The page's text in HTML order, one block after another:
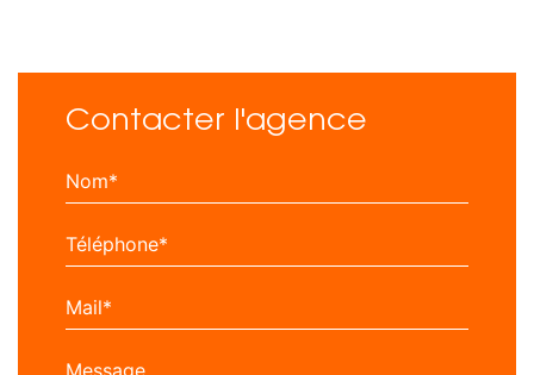
Contacter l'agence
Nom*
Téléphone*
Mail*
Message